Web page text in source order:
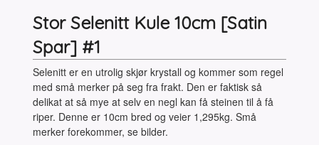
Stor Selenitt Kule 10cm [Satin
Spar] #1
Selenitt er en utrolig skjør krystall og kommer som regel
med små merker på seg fra frakt. Den er faktisk så
delikat at så mye at selv en negl kan få steinen til å få
riper. Denne er 10cm bred og veier 1,295kg. Små
merker forekommer, se bilder.